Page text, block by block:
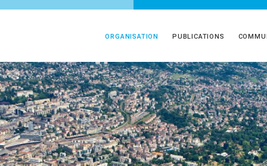
ORGANISATION PUBLICATIONS